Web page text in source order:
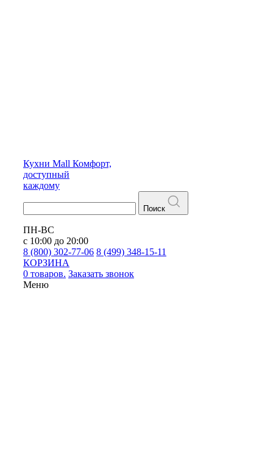
Кухни Mall Комфорт,
доступный
каждому
Поиск
ПН-ВС
с 10:00 до 20:00
8 (800) 302-77-06 8 (499) 348-15-11
КОРЗИНА
0 товаров. Заказать звонок
Меню